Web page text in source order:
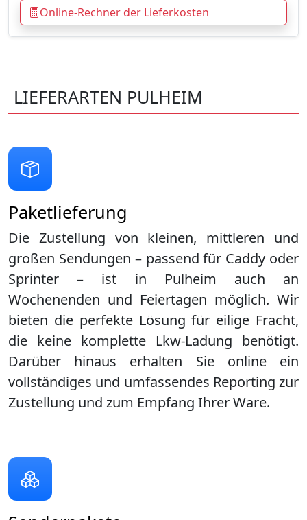
Online-Rechner der Lieferkosten
LIEFERARTEN PULHEIM
Paketlieferung
Die Zustellung von kleinen, mittleren und
großen Sendungen – passend für Caddy oder
Sprinter – ist in Pulheim auch an
Wochenenden und Feiertagen möglich. Wir
bieten die perfekte Lösung für eilige Fracht,
die keine komplette Lkw-Ladung benötigt.
Darüber hinaus erhalten Sie online ein
vollständiges und umfassendes Reporting zur
Zustellung und zum Empfang Ihrer Ware.